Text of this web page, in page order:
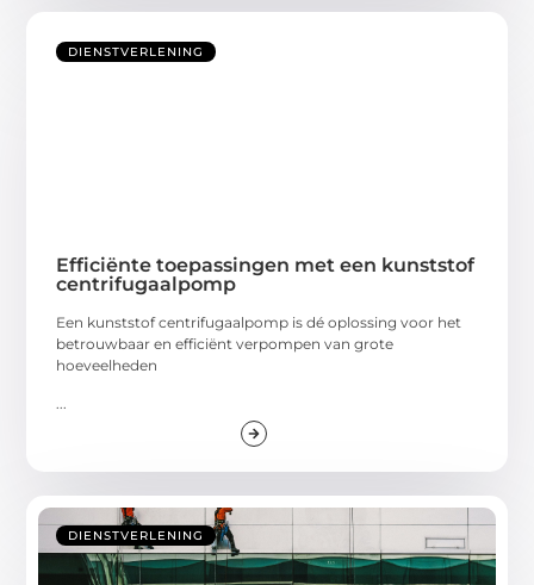
DIENSTVERLENING
Efficiënte toepassingen met een kunststof
centrifugaalpomp
Een kunststof centrifugaalpomp is dé oplossing voor het
betrouwbaar en efficiënt verpompen van grote
hoeveelheden
DIENSTVERLENING